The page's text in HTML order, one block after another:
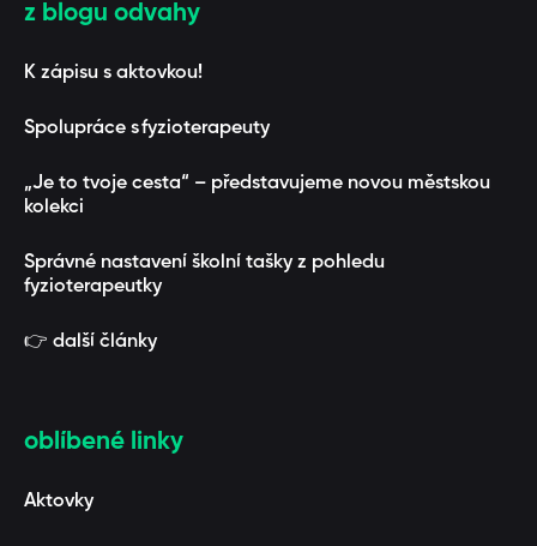
z blogu odvahy
K zápisu s aktovkou!
Spolupráce s fyzioterapeuty
„Je to tvoje cesta“ – představujeme novou městskou
kolekci
Správné nastavení školní tašky z pohledu
fyzioterapeutky
👉 další články
oblíbené linky
Aktovky